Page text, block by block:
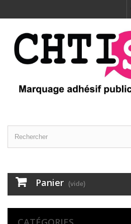
Panier (vide)